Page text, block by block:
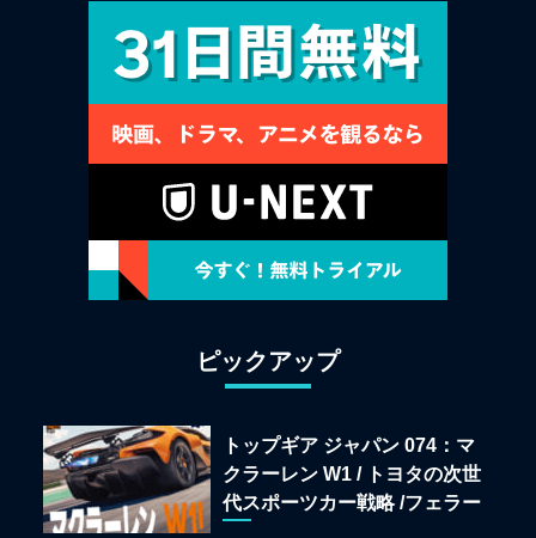
ピックアップ
トップギア ジャパン 074：マ
クラーレン W1 / トヨタの次世
代スポーツカー戦略 /フェラー